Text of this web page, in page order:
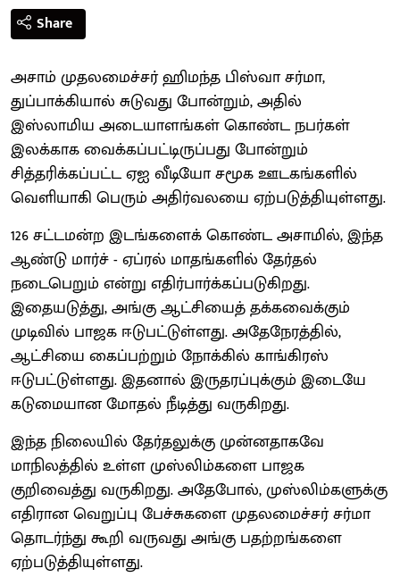
Share
அசாம் முதலமைச்சர் ஹிமந்த பிஸ்வா சர்மா,
துப்பாக்கியால் சுடுவது போன்றும், அதில்
இஸ்லாமிய அடையாளங்கள் கொண்ட நபர்கள்
இலக்காக வைக்கப்பட்டிருப்பது போன்றும்
சித்தரிக்கப்பட்ட ஏஐ வீடியோ சமூக ஊடகங்களில்
வெளியாகி பெரும் அதிர்வலயை ஏற்படுத்தியுள்ளது.
126 சட்டமன்ற இடங்களைக் கொண்ட அசாமில், இந்த
ஆண்டு மார்ச் - ஏப்ரல் மாதங்களில் தேர்தல்
நடைபெறும் என்று எதிர்பார்க்கப்படுகிறது.
இதையடுத்து, அங்கு ஆட்சியைத் தக்கவைக்கும்
முடிவில் பாஜக ஈடுபட்டுள்ளது. அதேநேரத்தில்,
ஆட்சியை கைப்பற்றும் நோக்கில் காங்கிரஸ்
ஈடுபட்டுள்ளது. இதனால் இருதரப்புக்கும் இடையே
கடுமையான மோதல் நீடித்து வருகிறது.
இந்த நிலையில் தேர்தலுக்கு முன்னதாகவே
மாநிலத்தில் உள்ள முஸ்லிம்களை பாஜக
குறிவைத்து வருகிறது. அதேபோல், முஸ்லிம்களுக்கு
எதிரான வெறுப்பு பேச்சுகளை முதலமைச்சர் சர்மா
தொடர்ந்து கூறி வருவது அங்கு பதற்றங்களை
ஏற்படுத்தியுள்ளது.